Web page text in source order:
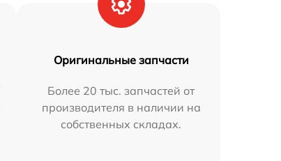
Оригинальные запчасти
Более 20 тыс. запчастей от
производителя в наличии на
собственных складах.